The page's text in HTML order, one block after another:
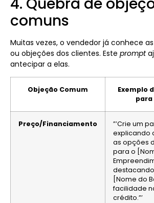
comuns
Muitas vezes, o vendedor já conhece
ou objeções dos clientes. Este prompt
antecipar a elas.
Objeção Comum
Exemplo
para
Preço/Financiamento
”’Crie um
explicando
as opções
para o
[Nome do
facilidade
crédito.”’